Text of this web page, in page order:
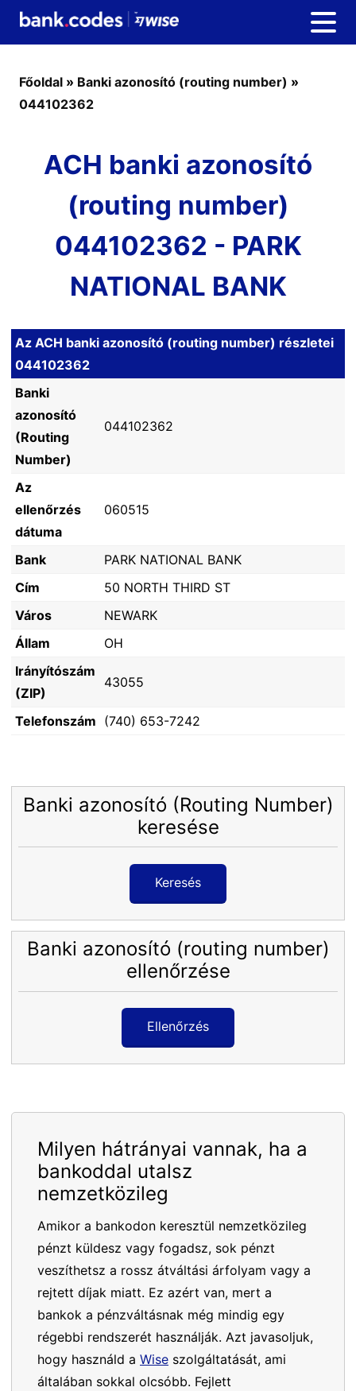
Főoldal » Banki azonosító (routing number) »
044102362
ACH banki azonosító
(routing number)
044102362 - PARK
NATIONAL BANK
Az ACH banki azonosító (routing number) részletei
044102362
Banki
azonosító
(Routing
Number)
044102362
Az
ellenőrzés
dátuma
060515
Bank
PARK NATIONAL BANK
Cím
50 NORTH THIRD ST
Város
NEWARK
Állam
OH
Irányítószám
(ZIP)
43055
Telefonszám (740) 653-7242
Banki azonosító (Routing Number)
keresése
Keresés
Banki azonosító (routing number)
ellenőrzése
Ellenőrzés
Milyen hátrányai vannak, ha a
bankoddal utalsz
nemzetközileg
Amikor a bankodon keresztül nemzetközileg
pénzt küldesz vagy fogadsz, sok pénzt
veszíthetsz a rossz átváltási árfolyam vagy a
rejtett díjak miatt. Ez azért van, mert a
bankok a pénzváltásnak még mindig egy
régebbi rendszerét használják. Azt javasoljuk,
hogy használd a Wise szolgáltatását, ami
általában sokkal olcsóbb. Fejlett